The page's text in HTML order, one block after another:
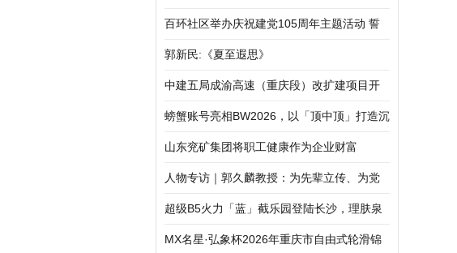
乐部联赛正式启幕
百环社区举办庆祝建党105周年主题活动 誓
言映初心 赞歌献华诞
郭新民:《夏至遐思》
中建五局成渝高速（重庆段）改扩建项目开
展隧道应急救援演练
螃蟹账号亮相BW2026，以「顶中顶」打造沉
浸式玩家互动体验
山东兖矿集团将职工健康作为企业财富
人物专访｜郭久麟教授：为先辈立传、为党
旗增辉
超级B5火力「蓝」截乐园登陆长沙，理肤泉
超级B5精华 速灭火气，不闹皮气
MX名星·弘象杯2026年重庆市自由式轮滑锦